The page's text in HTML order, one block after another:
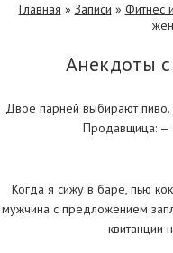
Главная » Записи » Фитнес
Анекдоты
Двое парней выбирают
Продавщица: —
Когда я сижу в баре, пью
мужчина с предложением
квитанции